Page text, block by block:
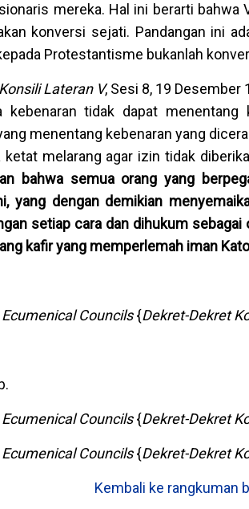
mereka. Hal ini berarti bahwa
konversi sejati. Pandangan ini
Protestantisme bukanlah
Konsili Lateran V, Sesi 8, 19 Desember
kebenaran tidak dapat
menentang kebenaran yang
ketat melarang agar izin tidak
bahwa semua orang yang
yang dengan demikian
setiap cara dan dihukum
kafir yang memperlemah iman
Councils{Dekret-Dekret
Councils{Dekret-Dekret
Councils{Dekret-Dekret
Kembali ke rangkuman